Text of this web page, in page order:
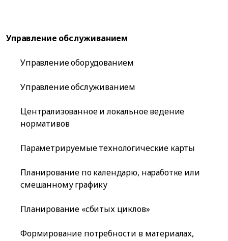
Управление обслуживанием
Управление оборудованием
Управление обслуживанием
Централизованное и локальное ведение
нормативов
Параметрируемые технологические карты
Планирование по календарю, наработке или
смешанному графику
Планирование «сбитых циклов»
Формирование потребности в материалах,